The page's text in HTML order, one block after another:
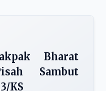
Bharat
Sambut
KS